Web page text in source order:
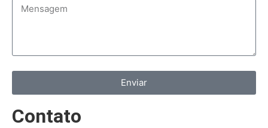
Enviar
Contato